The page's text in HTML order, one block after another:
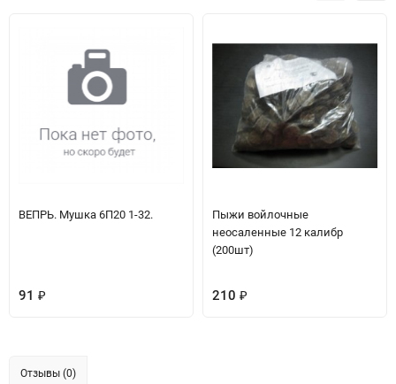
ВЕПРЬ. Мушка 6П20 1-32.
91 ₽
Пыжи войлочные
неосаленные 12 калибр
(200шт)
210 ₽
Отзывы (0)